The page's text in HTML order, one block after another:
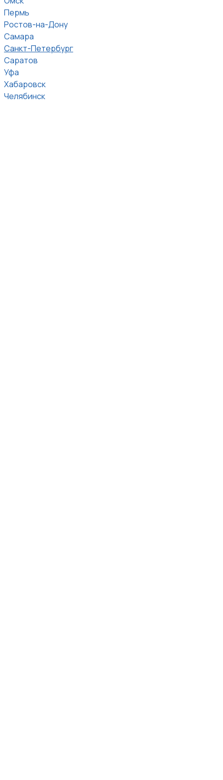
Пермь
Ростов-на-Дону
Самара
Санкт-Петербург
Саратов
Уфа
Хабаровск
Челябинск